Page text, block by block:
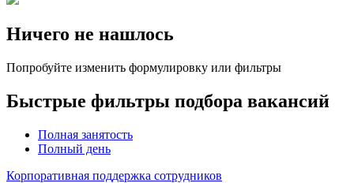
Ничего не нашлось
Попробуйте изменить формулировку или фильтры
Быстрые фильтры подбора вакансий
Полная занятость
Полный день
Корпоративная поддержка сотрудников